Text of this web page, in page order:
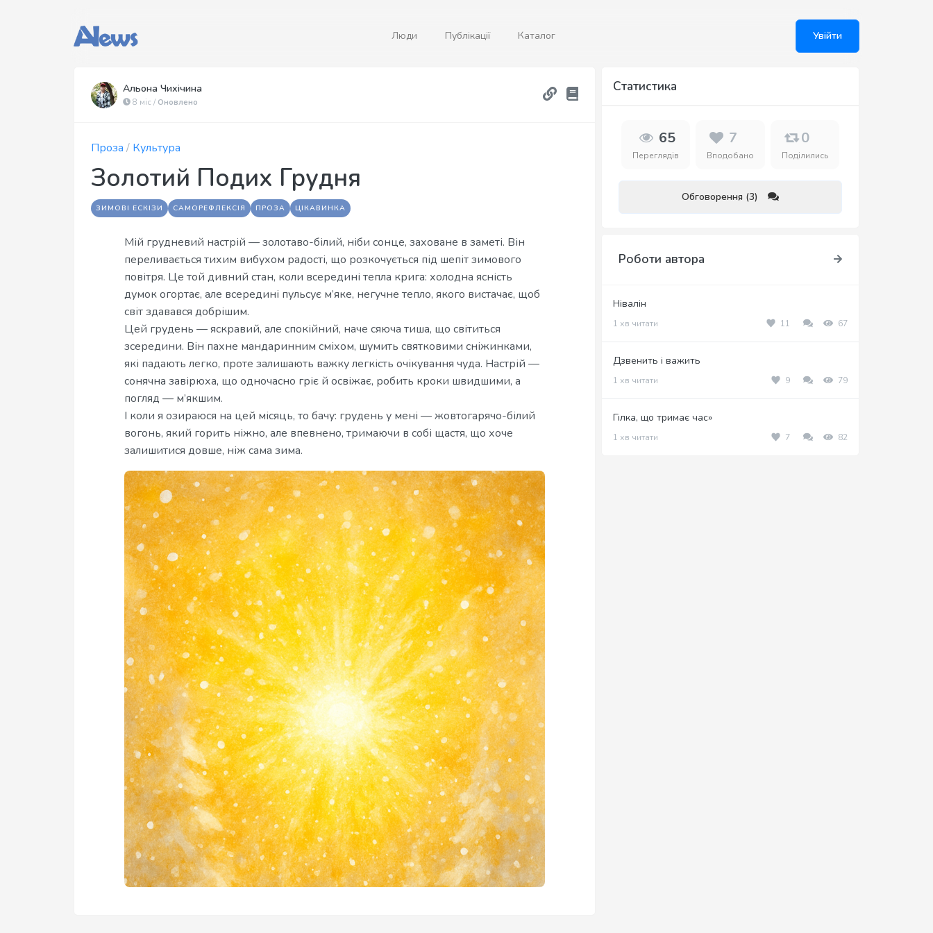
Люди Публікації Каталог Увійти
Альона Чихічина
8 міс / Оновлено
Проза / Культура
Золотий Подих Грудня
ЗИМОВІ ЕСКІЗИ САМОРЕФЛЕКСІЯ ПРОЗА ЦІКАВИНКА
Мій грудневий настрій — золотаво-білий, ніби сонце, заховане в заметі. Він
переливається тихим вибухом радості, що розкочується під шепіт зимового
повітря. Це той дивний стан, коли всередині тепла крига: холодна ясність
думок огортає, але всередині пульсує м’яке, негучне тепло, якого вистачає, щоб
світ здавався добрішим.
Цей грудень — яскравий, але спокійний, наче сяюча тиша, що світиться
зсередини. Він пахне мандаринним сміхом, шумить святковими сніжинками,
які падають легко, проте залишають важку легкість очікування чуда. Настрій —
сонячна завірюха, що одночасно гріє й освіжає, робить кроки швидшими, а
погляд — м’якшим.
І коли я озираюся на цей місяць, то бачу: грудень у мені — жовтогарячо-білий
вогонь, який горить ніжно, але впевнено, тримаючи в собі щастя, що хоче
залишитися довше, ніж сама зима.
Статистика
65
Переглядів
7
Вподобано
0
Поділились
Обговорення (3)
Роботи автора
Нівалін
1 хв читати 11 67
Дзвенить і важить
1 хв читати 9 79
Гілка, що тримає час»
1 хв читати 7 82